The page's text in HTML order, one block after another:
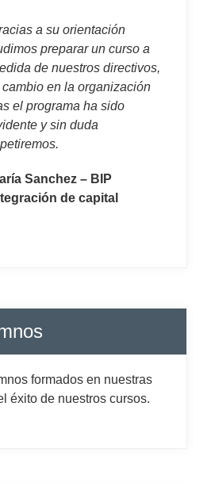
a su orientación
preparar un curso a
de nuestros directivos,
cambio en la organización
el programa ha sido
y sin duda
Sanchez – BIP
de capital
formados en nuestras
éxito de nuestros cursos.